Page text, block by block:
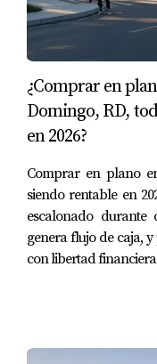
que puede llevar a
cumplen.
Criterios
Para mitigar los
propiedades en
desarrollador
considerar:
Reputación:
¿Comprar en
Domingo, RD,
en 2026?
Comprar en plano
siendo rentable en
escalonado durante
genera flujo de caja,
con libertad